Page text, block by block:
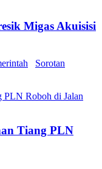
Migas Akuisisi
Sorotan
Tiang PLN